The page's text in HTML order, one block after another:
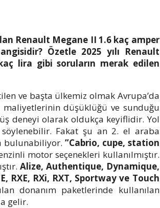
Renault Megane II 1.6 kaç amper
Özetle 2025 yılı Renault
lira gibi soruların merak edilen
ve başta ülkemiz olmak Avrupa’da
maliyetlerinin düşüklüğü ve sunduğu
deneyi olarak oldukça keyiflidir. Yol
Fakat şu an 2. el araba
bulunabiliyor. ”Cabrio, cupe, station
motor seçenekleri kullanılmıştır.
Alize, Authentique, Dynamique,
RXE, RXi, RXT, Sportway ve Touch
donanım paketlerinde kullanılan
gelir.